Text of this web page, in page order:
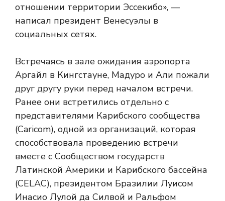
отношении территории Эссекибо», —
написал президент Венесуэлы в
социальных сетях.
Встречаясь в зале ожидания аэропорта
Аргайл в Кингстауне, Мадуро и Али пожали
друг другу руки перед началом встречи.
Ранее они встретились отдельно с
представителями Карибского сообщества
(Caricom), одной из организаций, которая
способствовала проведению встречи
вместе с Сообществом государств
Латинской Америки и Карибского бассейна
(CELAC), президентом Бразилии Луисом
Инасио Лулой да Силвой и Ральфом